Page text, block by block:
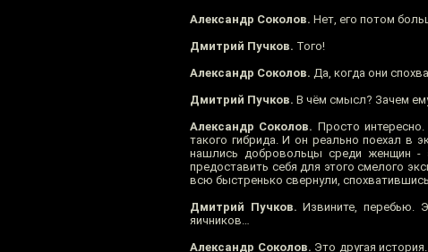
Александр Соколов. Нет, его потом
Дмитрий Пучков. Того!
Александр Соколов. Да, когда они
Дмитрий Пучков. В чём смысл? Зачем
Александр Соколов. Просто
такого гибрида. И он реально поехал в
нашлись добровольцы среди женщин -
предоставить себя для этого смелого
всю быстренько свернули,
Дмитрий Пучков. Извините, перебью.
яичников…
Александр Соколов. Это другая